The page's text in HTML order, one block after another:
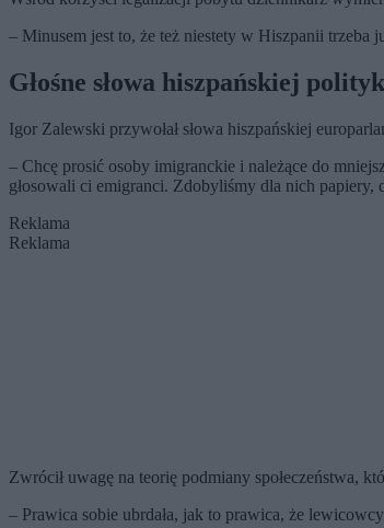
– Minusem jest to, że też niestety w Hiszpanii trzeba
Głośne słowa hiszpańskiej
Igor Zalewski przywołał słowa hiszpańskiej
– Chcę prosić osoby imigranckie i należące do
głosowali ci emigranci. Zdobyliśmy dla nich papiery,
Reklama
Reklama
Zwrócił uwagę na teorię podmiany społeczeństwa,
– Prawica sobie ubrdała, jak to prawica, że